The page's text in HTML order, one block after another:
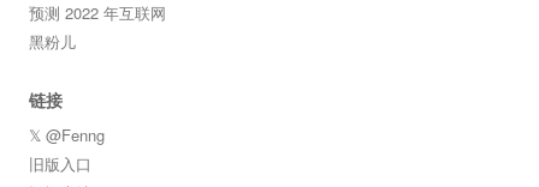
预测 2022 年互联网
黑粉儿
链接
𝕏 @Fenng
旧版入口